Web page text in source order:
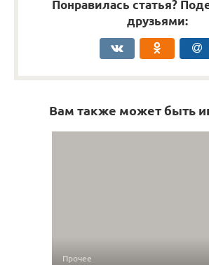
Понравилась статья?
друзьями:
Вам также может быть
Прочее